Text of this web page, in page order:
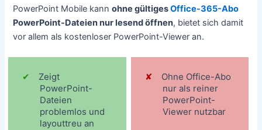
PowerPoint Mobile kannohne gültigesOffice-365-Abo
PowerPoint-Dateien nur lesend öffnen, bietet sich damit
vor allem als kostenloser PowerPoint-Viewer an.
Zeigt
PowerPoint-
Dateien
problemlos und
layouttreu an
Ohne Office-Abo
nur als reiner
PowerPoint-
Viewer nutzbar